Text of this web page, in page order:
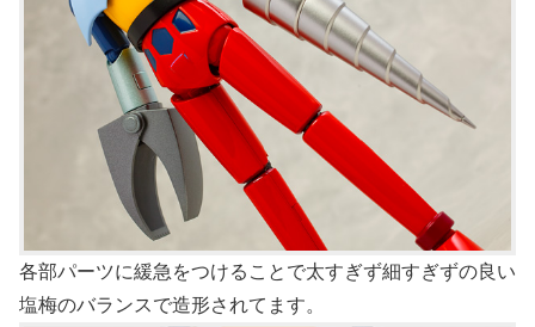
各部パーツに緩急をつけることで太すぎず細すぎずの良い
塩梅のバランスで造形されてます。